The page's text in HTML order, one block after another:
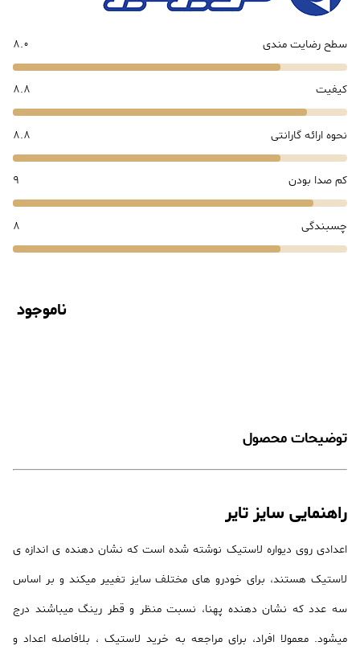
سطح رضایت مندی 8.0
کیفیت 8.8
نحوه ارائه گارانتی 8.8
کم صدا بودن 9
چسبندگی 8
ناموجود
توضیحات محصول
راهنمایی سایز تایر
اعدادی روی دیواره لاستیک نوشته شده است که نشان دهنده ی اندازه ی
لاستیک هستند، برای خودرو های مختلف سایز تغییر میکند و بر اساس
سه عدد که نشان دهنده پهنا، نسبت منظر و قطر رینگ میباشند درج
میشود. معمولا افراد، برای مراجعه به خرید لاستیک ، بلافاصله اعداد و